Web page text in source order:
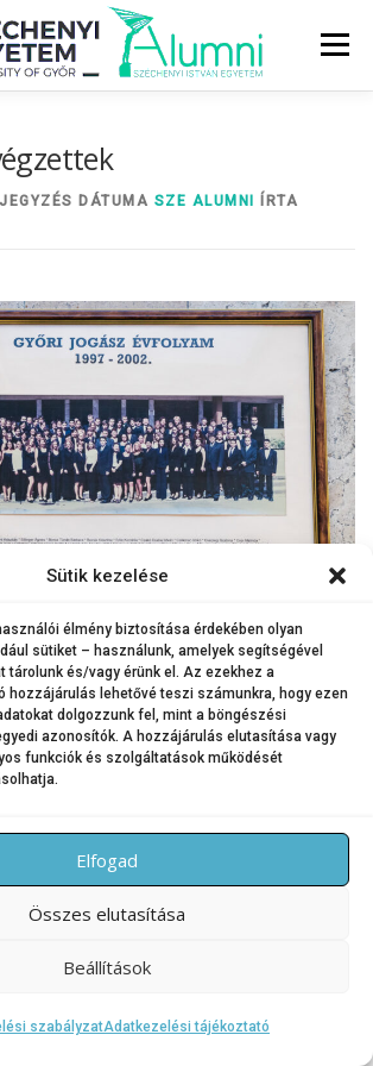
Sütik kezelése
élmény biztosítása érdekében olyan
sütiket – használunk, amelyek segítségével
tárolunk és/vagy érünk el. Az ezekhez a
hozzájárulás lehetővé teszi számunkra, hogy ezen
dolgozzunk fel, mint a böngészési
azonosítók. A hozzájárulás elutasítása vagy
funkciók és szolgáltatások működését
Elfogad
Összes elutasítása
Beállítások
szabályzatAdatkezelési tájékoztató
Menü
ÉVFOLYAMOK
DÁTUMA SZE ALUMNI ÍRTA
JOGELŐDEI
SZE Alumni – Széchenyi István Egyetem